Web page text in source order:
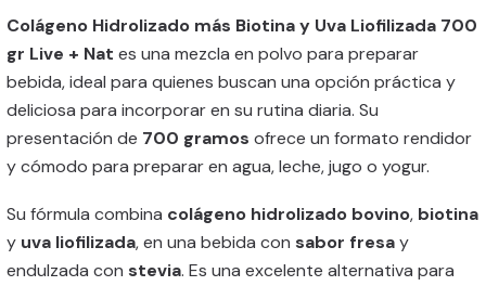
Colágeno Hidrolizado más Biotina y Uva Liofilizada 700
gr Live + Nat es una mezcla en polvo para preparar
bebida, ideal para quienes buscan una opción práctica y
deliciosa para incorporar en su rutina diaria. Su
presentación de 700 gramos ofrece un formato rendidor
y cómodo para preparar en agua, leche, jugo o yogur.
Su fórmula combina colágeno hidrolizado bovino, biotina
y uva liofilizada, en una bebida con sabor fresay
endulzada con stevia. Es una excelente alternativa para